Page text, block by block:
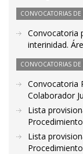
CONVOCATORIAS
Convocatoria
interinidad.
CONVOCATORIAS
Convocatoria
Colaborador
Lista
Lista